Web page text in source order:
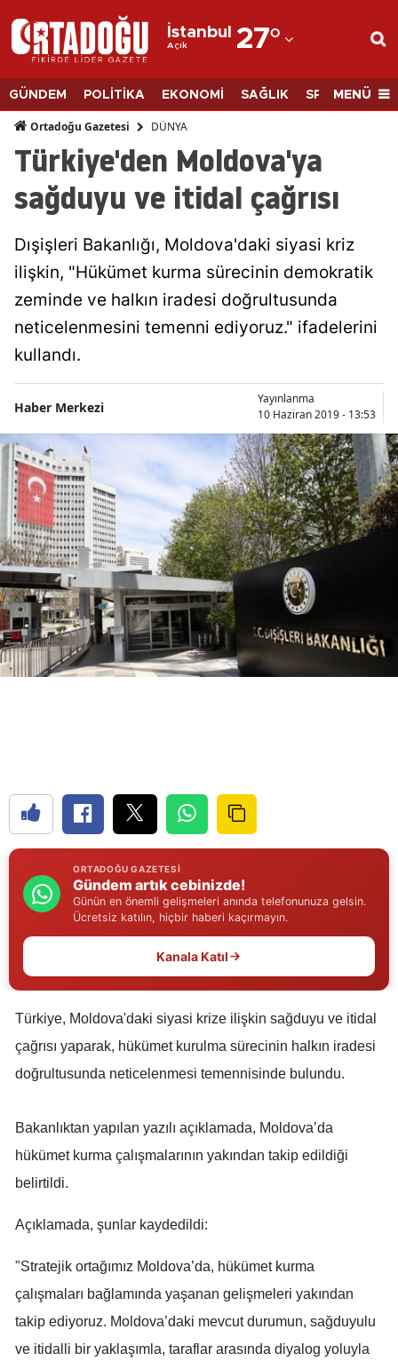
İstanbul
Açık 27°
Adana
Adıyaman
Afyonkarahisar
Ağrı
Amasya
Ankara
Antalya
Artvin
Balıkesir
Bingöl
Bitlis
Bolu
Burdur
Bursa
Çanakkale
Çankırı
Edirne
Elazığ
Erzincan
Erzurum
Eskişehir
Giresun
Gümüşhane
Mersin
İzmir
Kars
GÜNDEM POLİTİKA EKONOMİ SAĞLIK SPORMENÜ
Ortadoğu Gazetesi DÜNYA
Türkiye'den Moldova'ya
sağduyu ve itidal çağrısı
Dışişleri Bakanlığı, Moldova'daki siyasi kriz
ilişkin, "Hükümet kurma sürecinin demokratik
zeminde ve halkın iradesi doğrultusunda
neticelenmesini temenni ediyoruz." ifadelerini
kullandı.
Haber Merkezi
Yayınlanma
10 Haziran 2019 - 13:53
ORTADOĞU GAZETESI
Gündem artık cebinizde!
Günün en önemli gelişmeleri anında telefonunuza gelsin.
Ücretsiz katılın, hiçbir haberi kaçırmayın.
Kanala Katıl
Türkiye, Moldova'daki siyasi krize ilişkin sağduyu ve itidal
çağrısı yaparak, hükümet kurulma sürecinin halkın iradesi
doğrultusunda neticelenmesi temennisinde bulundu.
Bakanlıktan yapılan yazılı açıklamada, Moldova’da
hükümet kurma çalışmalarının yakından takip edildiği
belirtildi.
Açıklamada, şunlar kaydedildi:
"Stratejik ortağımız Moldova’da, hükümet kurma
çalışmaları bağlamında yaşanan gelişmeleri yakından
takip ediyoruz. Moldova’daki mevcut durumun, sağduyulu
ve itidalli bir yaklaşımla, taraflar arasında diyalog yoluyla